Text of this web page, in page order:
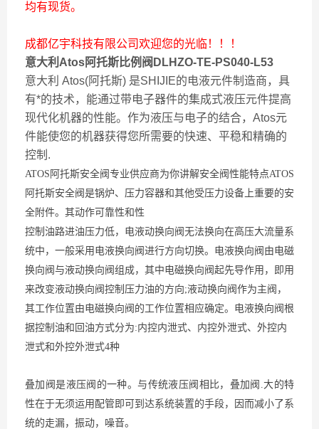
均有现货。
成都亿宇科技有限公司欢迎您的光临！！！
意大利Atos阿托斯比例阀DLHZO-TE-PS040-L53
意大利 Atos(阿托斯) 是SHIJIE的电液元件制造商，具
有*的技术，能通过带电子器件的集成式液压元件提高
现代化机器的性能。作为液压与电子的结合，Atos元
件能使您的机器获得您所需要的快速、平稳和精确的
控制.
ATOS阿托斯安全阀专业供应商为你讲解安全阀性能特点ATOS
阿托斯安全阀是锅炉、压力容器和其他受压力设备上重要的安
全附件。其动作可靠性和性
控制油路进油压力低，电液动换向阀无法换向在高压大流量系
统中，一般采用电液换向阀进行方向切换。电液换向阀由电磁
换向阀与液动换向阀组成，其中电磁换向阀起先导作用，即用
来改变液动换向阀控制压力油的方向;液动换向阀作为主阀，
其工作位置由电磁换向阀的工作位置相应确定。电液换向阀根
据控制油和回油方式分为:内控内泄式、内控外泄式、外控内
泄式和外控外泄式4种
叠加阀是液压阀的一种。与传统液压阀相比，叠加阀.大的特
性在于无须运用配管即可到达系统装置的手段，因而减小了系
统的走漏，振动，噪音。